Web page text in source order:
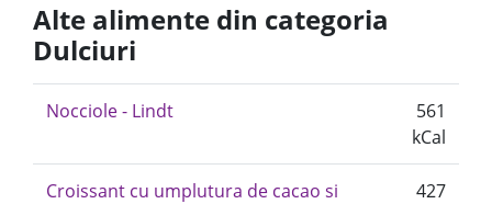
Alte alimente din categoria
Dulciuri
Nocciole - Lindt
561
kCal
Croissant cu umplutura de cacao si
427